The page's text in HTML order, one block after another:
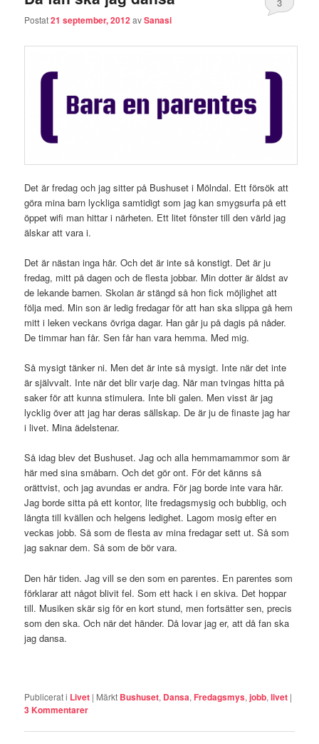
Postat21 september, 2012avSanasi
3
Det är fredag och jag sitter på Bushuset i Mölndal. Ett försök att
göra mina barn lyckliga samtidigt som jag kan smygsurfa på ett
öppet wifi man hittar i närheten. Ett litet fönster till den värld jag
älskar att vara i.
Det är nästan inga här. Och det är inte så konstigt. Det är ju
fredag, mitt på dagen och de flesta jobbar. Min dotter är äldst av
de lekande barnen. Skolan är stängd så hon fick möjlighet att
följa med. Min son är ledig fredagar för att han ska slippa gå hem
mitt i leken veckans övriga dagar. Han går ju på dagis på nåder.
De timmar han får. Sen får han vara hemma. Med mig.
Så mysigt tänker ni. Men det är inte så mysigt. Inte när det inte
är självvalt. Inte när det blir varje dag. När man tvingas hitta på
saker för att kunna stimulera. Inte bli galen. Men visst är jag
lycklig över att jag har deras sällskap. De är ju de finaste jag har
i livet. Mina ädelstenar.
Så idag blev det Bushuset. Jag och alla hemmamammor som är
här med sina småbarn. Och det gör ont. För det känns så
orättvist, och jag avundas er andra. För jag borde inte vara här.
Jag borde sitta på ett kontor, lite fredagsmysig och bubblig, och
längta till kvällen och helgens ledighet. Lagom mosig efter en
veckas jobb. Så som de flesta av mina fredagar sett ut. Så som
jag saknar dem. Så som de bör vara.
Den här tiden. Jag vill se den som en parentes. En parentes som
förklarar att något blivit fel. Som ett hack i en skiva. Det hoppar
till. Musiken skär sig för en kort stund, men fortsätter sen, precis
som den ska. Och när det händer. Då lovar jag er, att då fan ska
jag dansa.
Publicerat i Livet | Märkt Bushuset, Dansa,Fredagsmys,jobb,livet |
3Kommentarer